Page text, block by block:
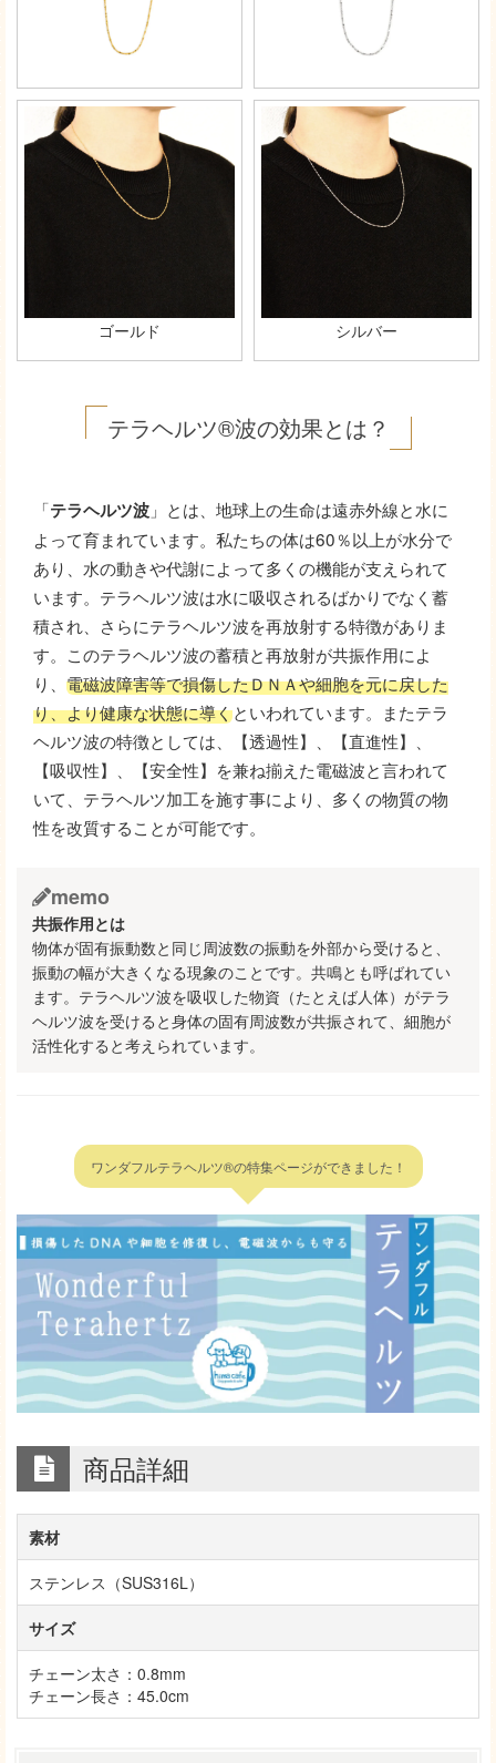
ゴールド シルバー
テラヘルツ®波の効果とは？
「テラヘルツ波 」とは、地球上の生命は遠赤外線と水に
よって育まれています。私たちの体は60％以上が水分で
あり、水の動きや代謝によって多くの機能が支えられて
います。テラヘルツ波は水に吸収されるばかりでなく蓄
積され、さらにテラヘルツ波を再放射する特徴がありま
す。このテラヘルツ波の蓄積と再放射が共振作用によ
り、 電磁波障害等で損傷したＤＮＡや細胞を元に戻した
り、より健康な状態に導くといわれています。またテラ
ヘルツ波の特徴としては、【透過性】、【直進性】、
【吸収性】、【安全性】を兼ね揃えた電磁波と言われて
いて、テラヘルツ加工を施す事により、多くの物質の物
性を改質することが可能です。
memo
共振作用とは
物体が固有振動数と同じ周波数の振動を外部から受けると、
振動の幅が大きくなる現象のことです。共鳴とも呼ばれてい
ます。テラヘルツ波を吸収した物資（たとえば人体）がテラ
ヘルツ波を受けると身体の固有周波数が共振されて、細胞が
活性化すると考えられています。
ワンダフルテラヘルツ®の特集ページができました！
商品詳細
素材
ステンレス（SUS316L）
サイズ
チェーン太さ：0.8mm
チェーン長さ：45.0cm